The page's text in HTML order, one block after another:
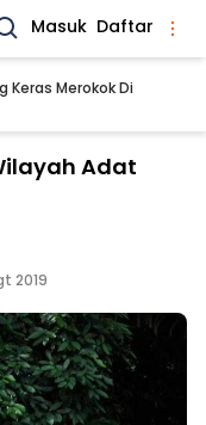
Masuk Daftar
Keras Merokok Di
Adat
2019